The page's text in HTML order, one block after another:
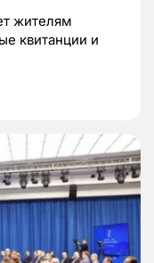
жителям
квитанции и